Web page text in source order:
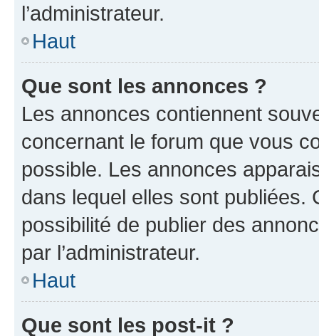
l’administrateur.
Haut
Que sont les annonces ?
Les annonces contiennent
concernant le forum que vous
possible. Les annonces
dans lequel elles sont publiées.
possibilité de publier des
par l’administrateur.
Haut
Que sont les post-it ?